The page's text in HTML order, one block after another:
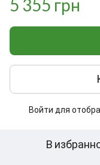
5 355 грн
Войти для
В